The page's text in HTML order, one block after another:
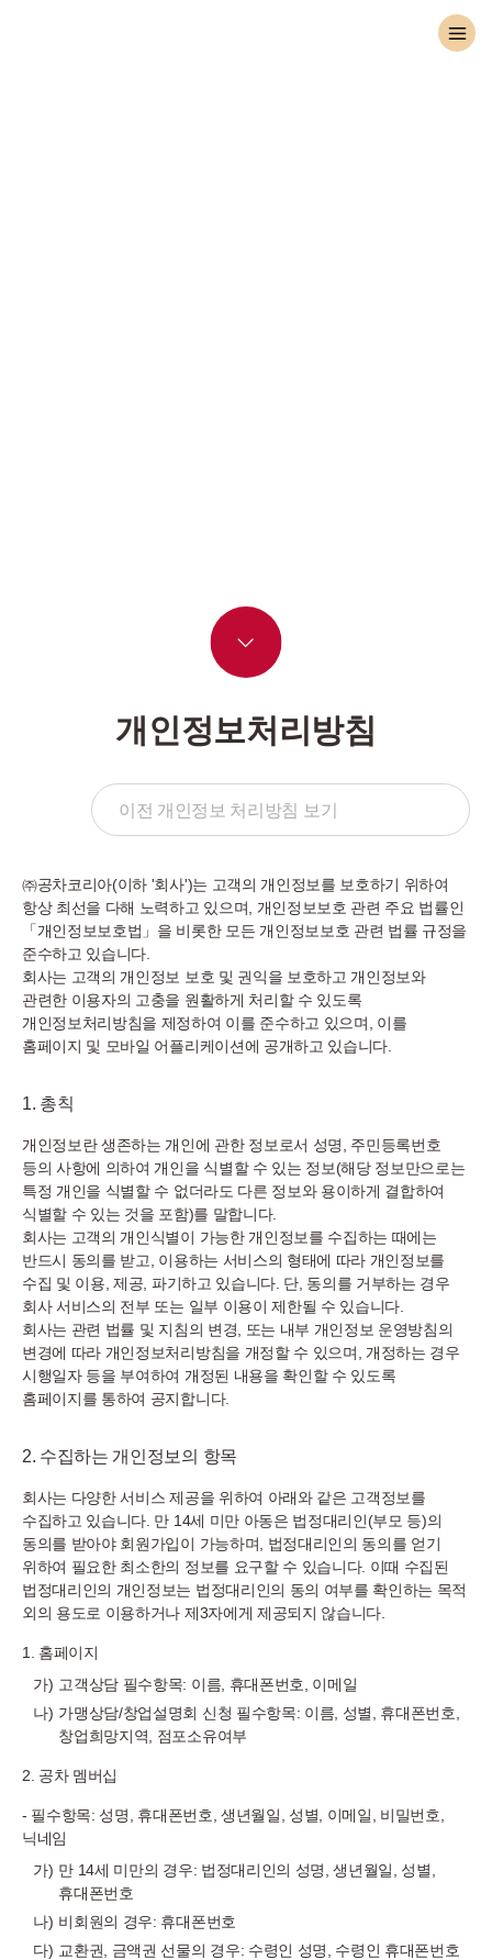
개인정보처리방침
이전 개인정보 처리방침 보기
㈜공차코리아(이하 '회사')는 고객의 개인정보를 보호하기 위하여
항상 최선을 다해 노력하고 있으며, 개인정보보호 관련 주요 법률인
「개인정보보호법」을 비롯한 모든 개인정보보호 관련 법률 규정을
준수하고 있습니다.
회사는 고객의 개인정보 보호 및 권익을 보호하고 개인정보와
관련한 이용자의 고충을 원활하게 처리할 수 있도록
개인정보처리방침을 제정하여 이를 준수하고 있으며, 이를
홈페이지 및 모바일 어플리케이션에 공개하고 있습니다.
1. 총칙
개인정보란 생존하는 개인에 관한 정보로서 성명, 주민등록번호
등의 사항에 의하여 개인을 식별할 수 있는 정보(해당 정보만으로는
특정 개인을 식별할 수 없더라도 다른 정보와 용이하게 결합하여
식별할 수 있는 것을 포함)를 말합니다.
회사는 고객의 개인식별이 가능한 개인정보를 수집하는 때에는
반드시 동의를 받고, 이용하는 서비스의 형태에 따라 개인정보를
수집 및 이용, 제공, 파기하고 있습니다. 단, 동의를 거부하는 경우
회사 서비스의 전부 또는 일부 이용이 제한될 수 있습니다.
회사는 관련 법률 및 지침의 변경, 또는 내부 개인정보 운영방침의
변경에 따라 개인정보처리방침을 개정할 수 있으며, 개정하는 경우
시행일자 등을 부여하여 개정된 내용을 확인할 수 있도록
홈페이지를 통하여 공지합니다.
2. 수집하는 개인정보의 항목
회사는 다양한 서비스 제공을 위하여 아래와 같은 고객정보를
수집하고 있습니다. 만 14세 미만 아동은 법정대리인(부모 등)의
동의를 받아야 회원가입이 가능하며, 법정대리인의 동의를 얻기
위하여 필요한 최소한의 정보를 요구할 수 있습니다. 이때 수집된
법정대리인의 개인정보는 법정대리인의 동의 여부를 확인하는 목적
외의 용도로 이용하거나 제3자에게 제공되지 않습니다.
1. 홈페이지
고객상담 필수항목: 이름, 휴대폰번호, 이메일
가맹상담/창업설명회 신청 필수항목: 이름, 성별, 휴대폰번호,
창업희망지역, 점포소유여부
2. 공차 멤버십
- 필수항목: 성명, 휴대폰번호, 생년월일, 성별, 이메일, 비밀번호,
닉네임
만 14세 미만의 경우: 법정대리인의 성명, 생년월일, 성별,
휴대폰번호
비회원의 경우: 휴대폰번호
교환권, 금액권 선물의 경우: 수령인 성명, 수령인 휴대폰번호